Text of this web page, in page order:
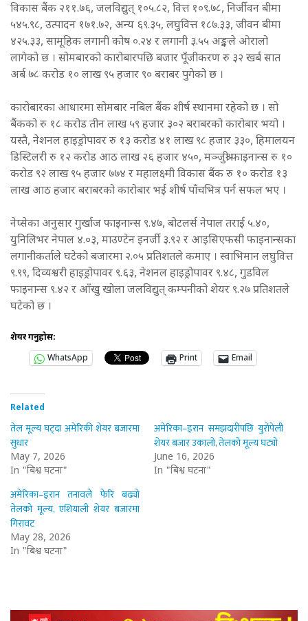
विकास बैंक २११.७६, जलविद्युत् १०५.८२, वित्त १०९.७८, निर्जीवन बीमा
५४५.९८, उत्पादन १७१.७२, अन्य ६९.३५, लघुवित्त १८७.३३, जीवन बीमा
४२५.३३, सामूहिक लगानी कोष ०.२४ र लगानी ३.५५ अङ्कले ओरालो
लागेको छ । सोमबारको कारोबारपछि बजार पूँजीकरण रु ३२ खर्ब सात
अर्ब ७८ करोड १० लाख ९५ हजार ९० बराबर पुगेको छ ।
कारोबारका आधारमा सोमबार नबिल बैंक शीर्ष स्थानमा रहेको छ । सो
बैंकको रु १८ करोड तीन लाख ५९ हजार ३०२ बराबरको कारोबार भयो ।
यस्तै, नेशनल हाइड्रोपावर रु १३ करोड ४१ लाख ९८ हजार ३३०, हिमालयन
डिस्टिलरी रु १२ करोड आठ लाख २६ हजार ४५०, मञ्जुश्री फाइनान्स रु १०
करोड ९२ लाख ९५ हजार ७७४ र महालक्ष्मी विकास बैंक रु १० करोड १३
लाख आठ हजार बराबरको कारोबार भई शीर्ष पाँचभित्र पर्न सफल भए ।
नेप्सेका अनुसार गुर्खाज फाइनान्स ९.४७, बोटलर्स नेपाल तराई ५.४०,
युनिलिभर नेपाल ४.०३, माउण्टेन इनर्जी ३.९२ र आइसिएफसी फाइनान्सका
लगानीकर्ताले घटेको बजारमा २.०५ प्रतिशतले कमाए । स्वाभिमान लघुवित्त
९.९९, दिव्यश्वरी हाइड्रोपावर ९.६३, नेशनल हाइड्रोपावर ९.४८, गुडविल
फाइनान्स ९.४२ र आँखु खोला जलविद्युत् कम्पनीको शेयर ९.२७ प्रतिशतले
घटेको छ ।
शेयर गर्नुहोस:
WhatsApp
Print Email
Related
तेल मूल्य घट्दा अमेरिकी शेयर बजारमा
सुधार
May 7, 2026
In "बिश्व घटना"
अमेरिका–इरान समझदारीपछि युरोपेली
शेयर बजार उकालो, तेलको मूल्य घट्यो
June 16, 2026
In "बिश्व घटना"
अमेरिका–इरान तनावले फेरि बढ्यो
तेलको मूल्य, एशियाली शेयर बजारमा
गिरावट
May 28, 2026
In "बिश्व घटना"